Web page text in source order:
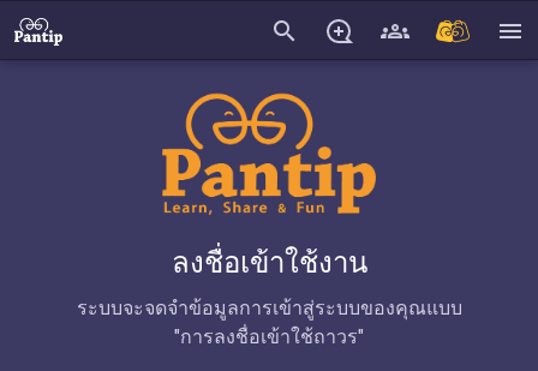
search menu
ลงชื่อเข้าใช้งาน
ระบบจะจดจำข้อมูลการเข้าสู่ระบบของคุณแบบ
"การลงชื่อเข้าใช้ถาวร"